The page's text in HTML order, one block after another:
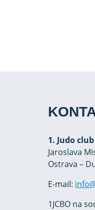
1. Judo
Jaroslava
Ostrava –
E-mail:
1JCBO na